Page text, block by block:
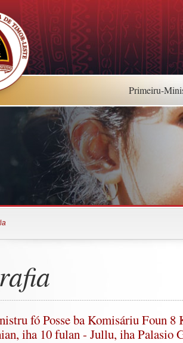
Primeiru-
fó Posse ba Komisáriu Foun 8
iha 10 fulan - Jullu, iha Palasio